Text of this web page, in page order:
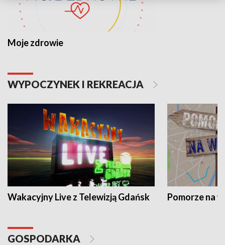
Moje zdrowie
WYPOCZYNEK I REKREACJA
Wakacyjny Live z Telewizją Gdańsk Pomorze na
GOSPODARKA